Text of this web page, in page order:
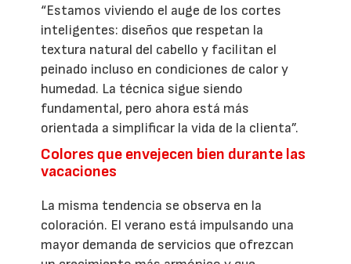
“Estamos viviendo el auge de los cortes
inteligentes: diseños que respetan la
textura natural del cabello y facilitan el
peinado incluso en condiciones de calor y
humedad. La técnica sigue siendo
fundamental, pero ahora está más
orientada a simplificar la vida de la clienta”.
Colores que envejecen bien durante las
vacaciones
La misma tendencia se observa en la
coloración. El verano está impulsando una
mayor demanda de servicios que ofrezcan